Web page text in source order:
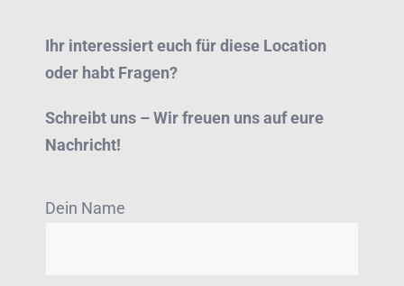
Ihr interessiert euch für diese Location
oder habt Fragen?
Schreibt uns – Wir freuen uns auf eure
Nachricht!
Dein Name